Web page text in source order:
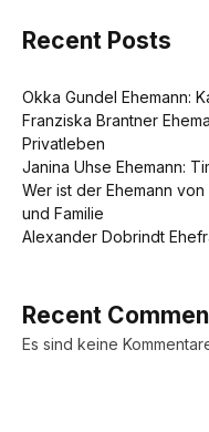
Recent Posts
Okka Gundel Ehemann:
Franziska Brantner
Privatleben
Janina Uhse Ehemann:
Wer ist der Ehemann
und Familie
Alexander Dobrindt
Recent
Es sind keine